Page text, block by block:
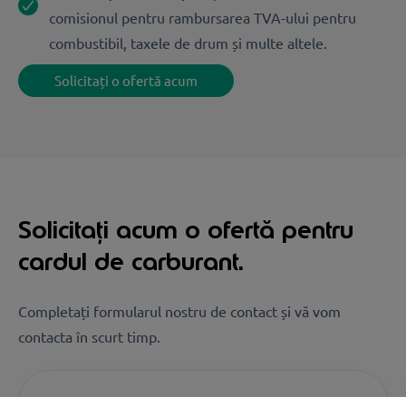
comisionul pentru rambursarea TVA-ului pentru
combustibil, taxele de drum și multe altele.
Solicitați o ofertă acum
Solicitați acum o ofertă pentru
cardul de carburant.
Completați formularul nostru de contact și vă vom
contacta în scurt timp.